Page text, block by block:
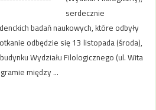
serdecznie
badań naukowych, które odbyły
odbędzie się 13 listopada (środa),
Wydziału Filologicznego (ul. Wita
między …